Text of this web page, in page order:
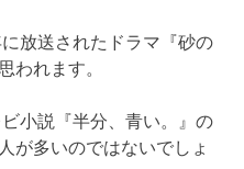
放送されたドラマ『砂の
われます。
小説『半分、青い。』の
が多いのではないでしょ